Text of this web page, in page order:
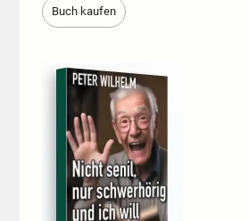
Buch kaufen